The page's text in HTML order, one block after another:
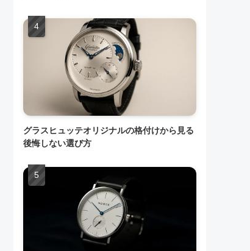
グラスヒュッテオリジナルの格付けから見る
後悔しない選び方